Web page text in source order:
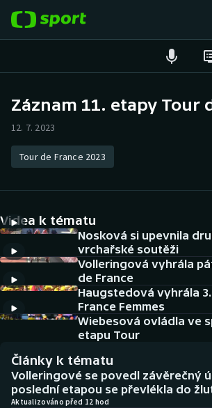
Hokej
Tenis
Atletika
Cyklistika
DALŠÍ SPORTY
Americký fotbal
Baseball a softbal
Basketbal
Biatlon
NEPŘEHLÉDNĚTE
Soutěže
Historické návraty
Aplikace ČT sport
Záznam 11. etapy Tour
12. 7. 2023
Tour de France 2023
Videa k tématu
Nosková si upevnila
vrchařské soutěži
Volleringová vyhrála
de France
Haugstedová vyhrála
France Femmes
Wiebesová ovládla ve
etapu Tour
Články k tématu
Volleringové se povedl závěrečný
poslední etapou se převlékla do
Aktualizováno před 12 hod